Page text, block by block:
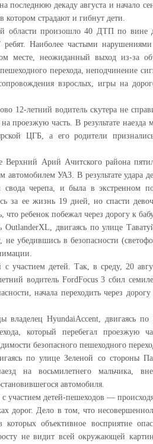
последнюю декаду августа и начало
котором страдают и гибнут дети.
области произошло 40 ДТП по вине
ребят. Наиболее частыми
месте, неожиданный выход из-за
перехода, неподчинение
взрослых, игры на
12-летний водитель скутера не
проезжую часть. В результате наезда
ЦГБ, а его родители
Верхний Арий Ачитского района
автомобилем УАЗ. В результате удара
черепа, и была в экстренном
за ее жизнь 19 дней, но спасти
что ребенок побежал через дорогу к
OutlanderXL, двигаясь по улице
не убедившись в безопасности
участием детей. Так, в среду, 20
водитель FordFocus 3 сбил
начала переходить через дорогу
владелец HyundaiAccent, двигаясь по
который перебегал проезжую
безопасного пешеходного
по улице Зеленой со стороны
на восьмилетнего мальчика,
автомобиля.
участием детей-пешеходов —
дорог. Дело в том, что
объективное восприятие
не видит всей окружающей